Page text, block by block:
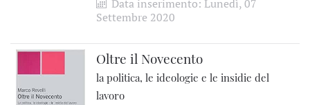
Data inserimento: Lunedì, 07
Settembre 2020
Oltre il Novecento
la politica, le ideologie e le insidie del
lavoro